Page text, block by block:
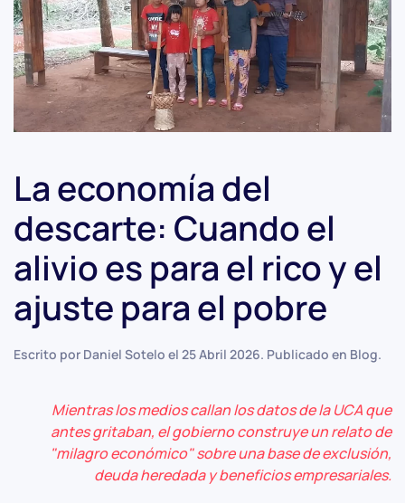
La economía del
descarte: Cuando el
alivio es para el rico y el
ajuste para el pobre
Escrito por Daniel Sotelo el 25 Abril 2026. Publicado en Blog.
Mientras los medios callan los datos de la UCA que
antes gritaban, el gobierno construye un relato de
"milagro económico" sobre una base de exclusión,
deuda heredada y beneficios empresariales.